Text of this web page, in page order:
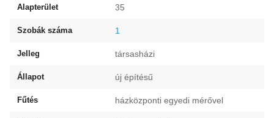
Alapterület 35
Szobák száma 1
Jelleg társasházi
Állapot új építésű
Fűtés házközponti egyedi mérővel